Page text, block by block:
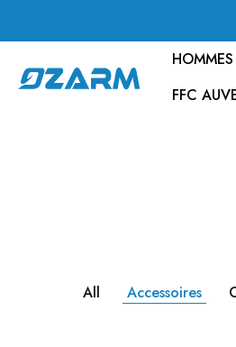
HOMMES
FFC
All Accessoires